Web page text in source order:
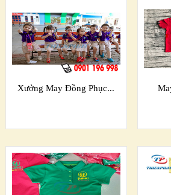
Xưởng May Đồng Phục...